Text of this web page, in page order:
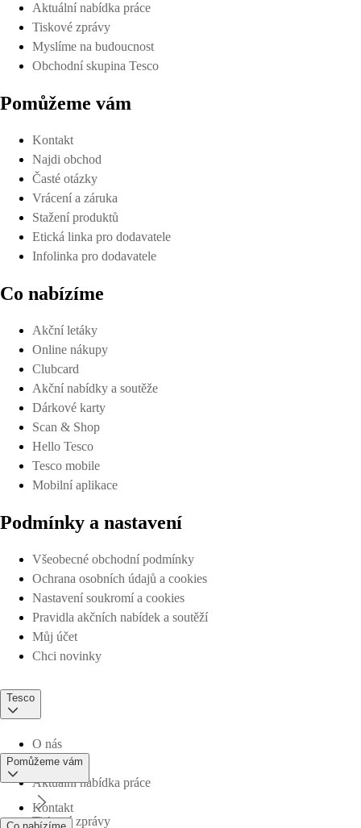
Aktuální nabídka práce
Tiskové zprávy
Myslíme na budoucnost
Obchodní skupina Tesco
Pomůžeme vám
Kontakt
Najdi obchod
Časté otázky
Vrácení a záruka
Stažení produktů
Etická linka pro dodavatele
Infolinka pro dodavatele
Co nabízíme
Akční letáky
Online nákupy
Clubcard
Akční nabídky a soutěže
Dárkové karty
Scan & Shop
Hello Tesco
Tesco mobile
Mobilní aplikace
Podmínky a nastavení
Všeobecné obchodní podmínky
Ochrana osobních údajů a cookies
Nastavení soukromí a cookies
Pravidla akčních nabídek a soutěží
Můj účet
Chci novinky
Tesco
O nás
Aktuální nabídka práce
Tiskové zprávy
Pomůžeme vám
Kontakt